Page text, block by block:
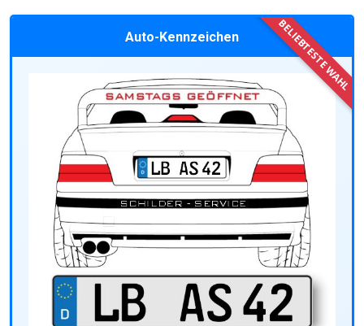
Auto-Kennzeichen